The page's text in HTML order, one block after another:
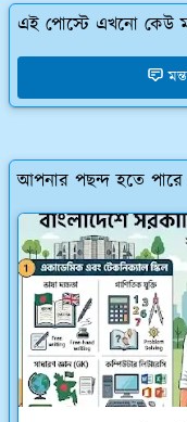
এই পোস্টে এখনো কেউ
আপনার পছন্দ হতে